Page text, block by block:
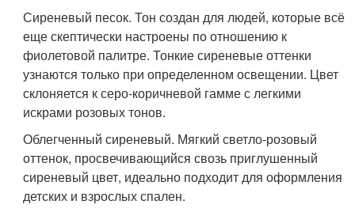
Сиреневый песок. Тон создан для людей, которые всё
еще скептически настроены по отношению к
фиолетовой палитре. Тонкие сиреневые оттенки
узнаются только при определенном освещении. Цвет
склоняется к серо-коричневой гамме с легкими
искрами розовых тонов.
Облегченный сиреневый. Мягкий светло-розовый
оттенок, просвечивающийся свозь приглушенный
сиреневый цвет, идеально подходит для оформления
детских и взрослых спален.